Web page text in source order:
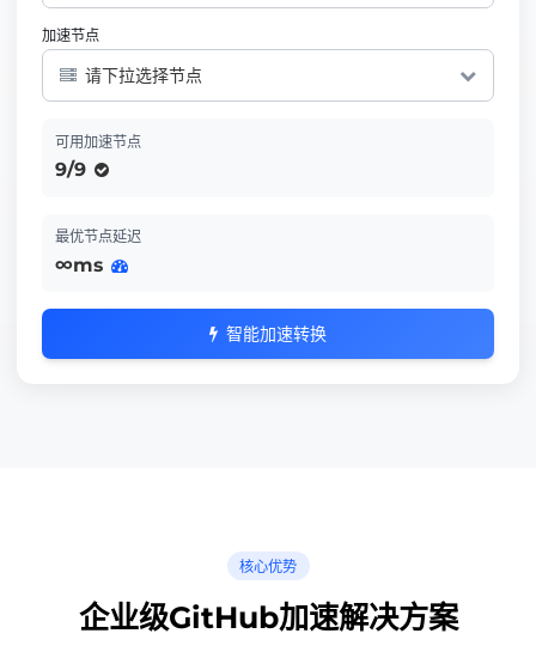
加速节点
请下拉选择节点
可用加速节点
9/9
最优节点延迟
∞ms
智能加速转换
核心优势
企业级GitHub加速解决方案